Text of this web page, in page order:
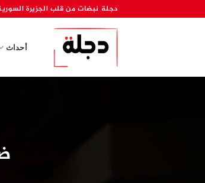
للمحتوى
دجلة نبضات من قلب الجزيرة
أحداث